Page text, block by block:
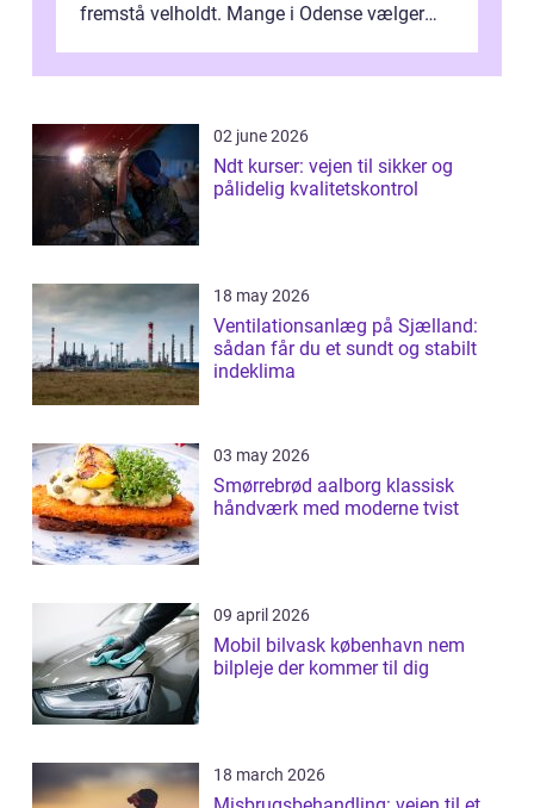
fremstå velholdt. Mange i Odense vælger
02 june 2026
Ndt kurser: vejen til sikker og
pålidelig kvalitetskontrol
18 may 2026
Ventilationsanlæg på Sjælland:
sådan får du et sundt og stabilt
indeklima
03 may 2026
Smørrebrød aalborg klassisk
håndværk med moderne tvist
09 april 2026
Mobil bilvask københavn nem
bilpleje der kommer til dig
18 march 2026